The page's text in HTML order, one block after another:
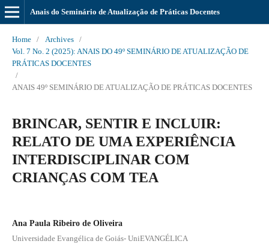
Anais do Seminário de Atualização de Práticas Docentes
Home / Archives
/
Vol. 7 No. 2 (2025): ANAIS DO 49º SEMINÁRIO DE ATUALIZAÇÃO DE
PRÁTICAS DOCENTES
/
ANAIS 49º SEMINÁRIO DE ATUALIZAÇÃO DE PRÁTICAS DOCENTES
BRINCAR, SENTIR E INCLUIR:
RELATO DE UMA EXPERIÊNCIA
INTERDISCIPLINAR COM
CRIANÇAS COM TEA
Ana Paula Ribeiro de Oliveira
Universidade Evangélica de Goiás- UniEVANGÉLICA